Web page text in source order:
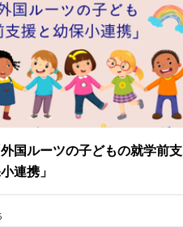
国ルーツの子どもの就学前支
連携」